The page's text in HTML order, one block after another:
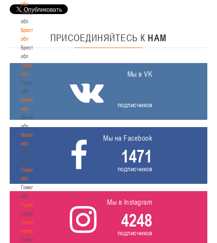
обл
Минская
обл
Брестская
обл
Брестская
обл
Гродненская
обл
Гродненская
обл
Витебская
обл
Витебская
обл
Могилевская
обл
Могилевская
обл
Гомельская
обл
Гомельская
обл
Судейство
Судейство
Полезные
материалы
Полезные
ПРИСОЕДИНЯЙТЕСЬ К НАМ
Мы в VK
подписчиков
Мы на Facebook
1471
подписчиков
Мы в Instagram
4248
подписчиков